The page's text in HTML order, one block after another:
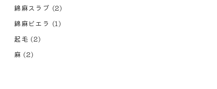
綿麻スラブ (2)
綿麻ビエラ (1)
起毛 (2)
麻 (2)